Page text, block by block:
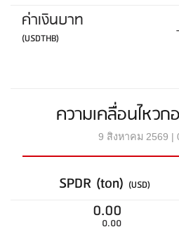
ค่าเงินบาท
(USDTHB) -
ความเคลื่อนไหว
9 สิงหาคม 2569 |
SPDR (ton) (USD)
0.00
0.00